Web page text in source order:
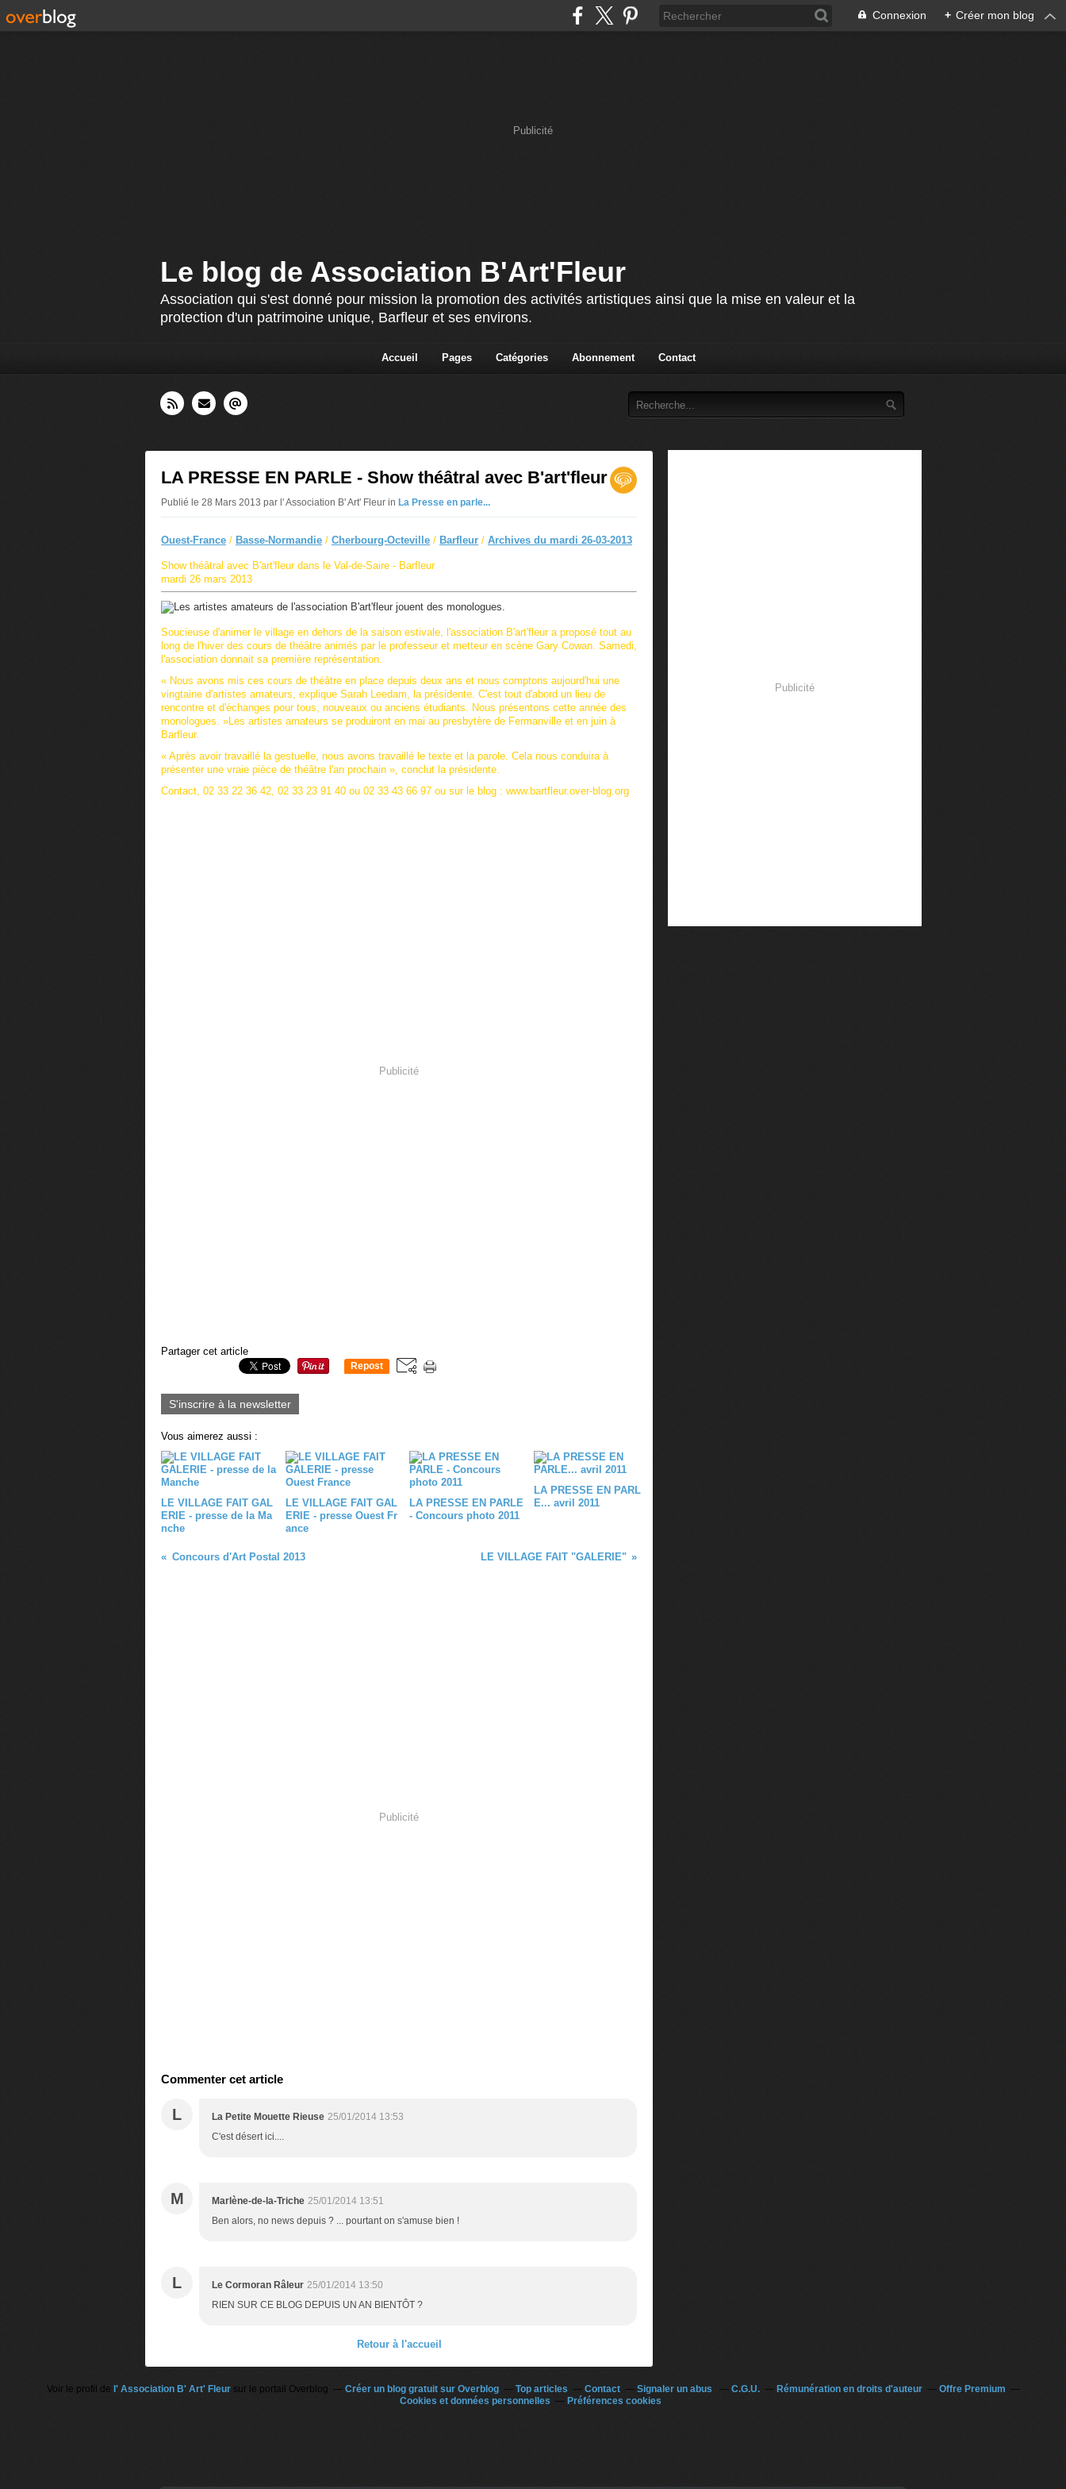
Connexion + Créer mon blog
Publicité
Le blog de Association B'Art'Fleur
Association qui s'est donné pour mission la promotion des activités artistiques ainsi que la mise en valeur et la
protection d'un patrimoine unique, Barfleur et ses environs.
Accueil Pages Catégories Abonnement Contact
LA PRESSE EN PARLE - Show théâtral avec B'art'fleur
Publié le 28 Mars 2013 par l' Association B' Art' Fleur in La Presse en parle...
Ouest-France / Basse-Normandie / Cherbourg-Octeville / Barfleur / Archives du mardi 26-03-2013
Show théâtral avec B'art'fleur dans le Val-de-Saire - Barfleur
mardi 26 mars 2013
Soucieuse d'animer le village en dehors de la saison estivale, l'association B'art'fleur a proposé tout au
long de l'hiver des cours de théâtre animés par le professeur et metteur en scène Gary Cowan. Samedi,
l'association donnait sa première représentation.
« Nous avons mis ces cours de théâtre en place depuis deux ans et nous comptons aujourd'hui une
vingtaine d'artistes amateurs, explique Sarah Leedam, la présidente. C'est tout d'abord un lieu de
rencontre et d'échanges pour tous, nouveaux ou anciens étudiants. Nous présentons cette année des
monologues. » Les artistes amateurs se produiront en mai au presbytère de Fermanville et en juin à
Barfleur.
« Après avoir travaillé la gestuelle, nous avons travaillé le texte et la parole. Cela nous conduira à
présenter une vraie pièce de théâtre l'an prochain », conclut la présidente.
Contact, 02 33 22 36 42, 02 33 23 91 40 ou 02 33 43 66 97 ou sur le blog : www.bartfleur.over-blog.org
Publicité
Partager cet article
Repost
S'inscrire à la newsletter
Vous aimerez aussi :
LE VILLAGE FAIT GAL
ERIE - presse de la Ma
nche
LE VILLAGE FAIT GAL
ERIE - presse Ouest Fr
ance
LA PRESSE EN PARLE
- Concours photo 2011
LA PRESSE EN PARL
E... avril 2011
Concours d'Art Postal 2013 LE VILLAGE FAIT "GALERIE"
Publicité
Commenter cet article
L La Petite Mouette Rieuse 25/01/2014 13:53
C'est désert ici....
M Marlène-de-la-Triche 25/01/2014 13:51
Ben alors, no news depuis ? ... pourtant on s'amuse bien !
L Le Cormoran Râleur 25/01/2014 13:50
RIEN SUR CE BLOG DEPUIS UN AN BIENTÔT ?
Retour à l'accueil
Publicité
Voir le profil de l' Association B' Art' Fleursur le portail Overblog Créer un blog gratuit sur Overblog Top articles Contact Signaler un abus C.G.U. Rémunération en droits d'auteur
Offre Premium
Cookies et données personnelles
Préférences cookies